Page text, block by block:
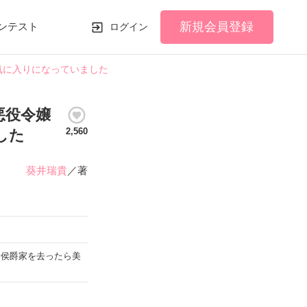
テスト ログイン 新規会員登録
入りになっていました
役令嬢
た
2,560
葵井瑞貴／著
爵家を去ったら美